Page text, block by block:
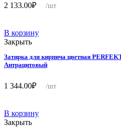
2 133.00₽ /шт
В корзину
Закрыть
Затирка для кирпича цветная
Антрацитовый
1 344.00₽ /шт
В корзину
Закрыть